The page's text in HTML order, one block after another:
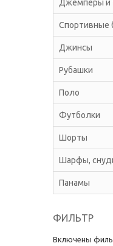
Джемперы и
Спортивные
Джинсы
Рубашки
Поло
Футболки
Шорты
Шарфы,
Панамы
ФИЛЬТР
Включены
5